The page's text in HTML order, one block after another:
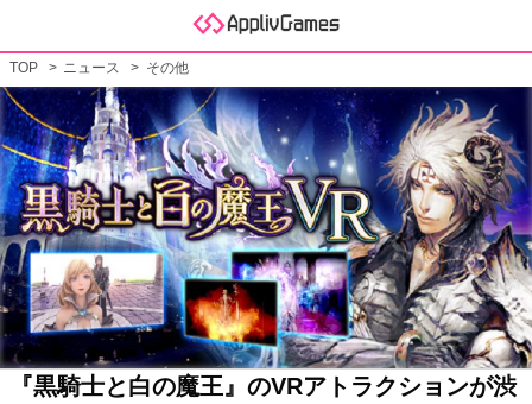
TOP ニュース その他
『黒騎士と白の魔王』のVRアトラクションが渋